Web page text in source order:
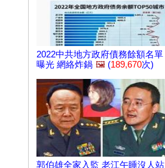
2022中共地方政府債務餘額名單
曝光 網絡炸鍋 🖼️ (189,670次)
郭伯雄全家入監 老江午睡沒人站